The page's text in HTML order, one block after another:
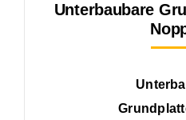
Unterbaubare